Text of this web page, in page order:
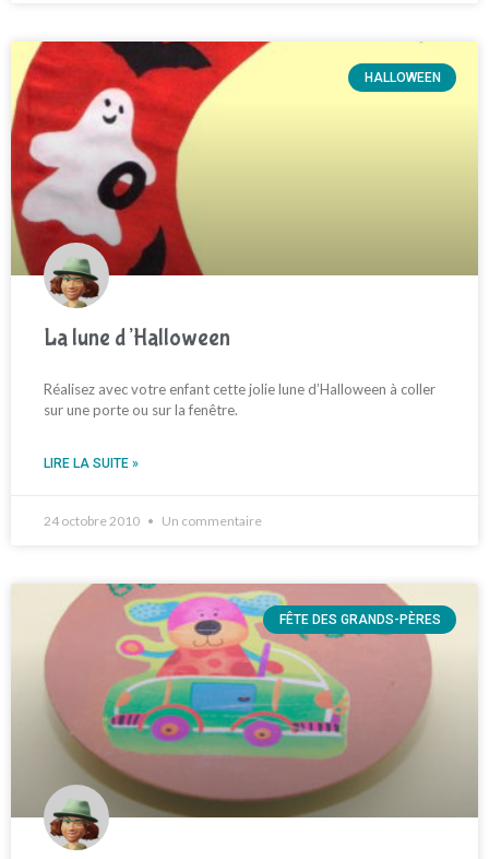
HALLOWEEN
La lune d’Halloween
Réalisez avec votre enfant cette jolie lune d’Halloween à coller
sur une porte ou sur la fenêtre.
LIRE LA SUITE »
24 octobre 2010 Un commentaire
FÊTE DES GRANDS-PÈRES